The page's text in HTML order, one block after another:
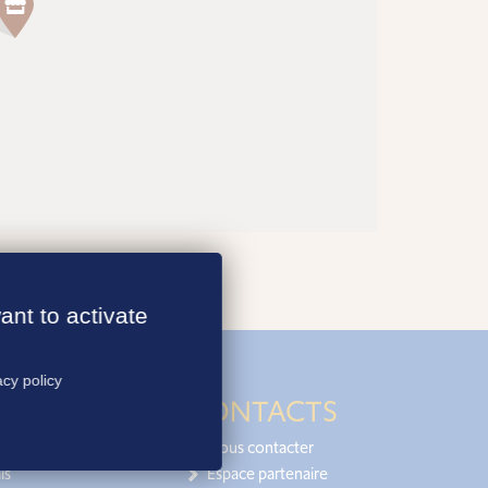
CONTACTS
Nous contacter
Espace partenaire
to activate
policy